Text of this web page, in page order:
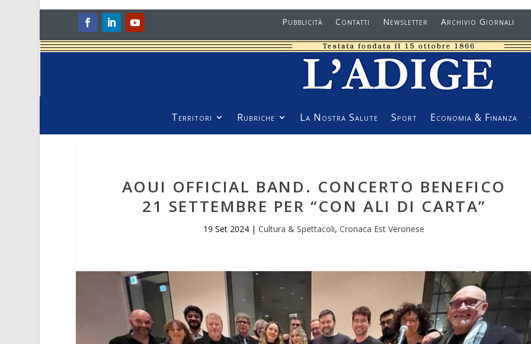
Pubblicità Contatti Newsletter Archivio Giornali
Territori Rubriche La Nostra Salute Sport Economia & Finanza
AOUI OFFICIAL BAND. CONCERTO BENEFICO
21 SETTEMBRE PER “CON ALI DI CARTA”
19 Set 2024 |Cultura & Spettacoli,Cronaca Est Veronese